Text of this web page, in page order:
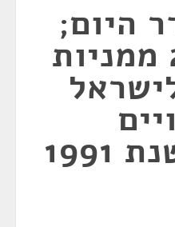
היום;
מכירת 25% ממניות